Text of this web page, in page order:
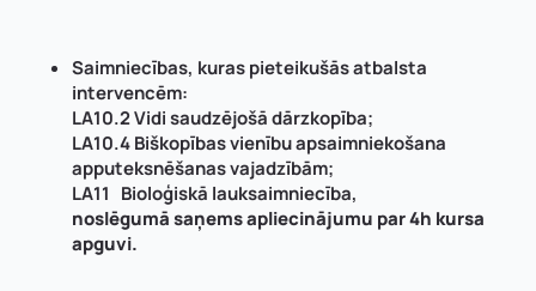
Saimniecības, kuras pieteikušās atbalsta
intervencēm:
LA10.2 Vidi saudzējošā dārzkopība;
LA10.4 Biškopības vienību apsaimniekošana
apputeksnēšanas vajadzībām;
LA11 Bioloģiskā lauksaimniecība,
noslēgumā saņems apliecinājumu par 4h kursa
apguvi.